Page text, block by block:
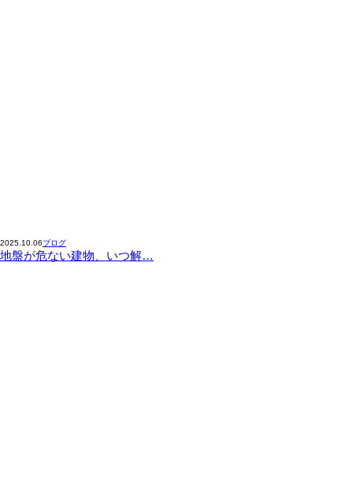
2025.10.06ブログ
地盤が危ない建物、いつ解…